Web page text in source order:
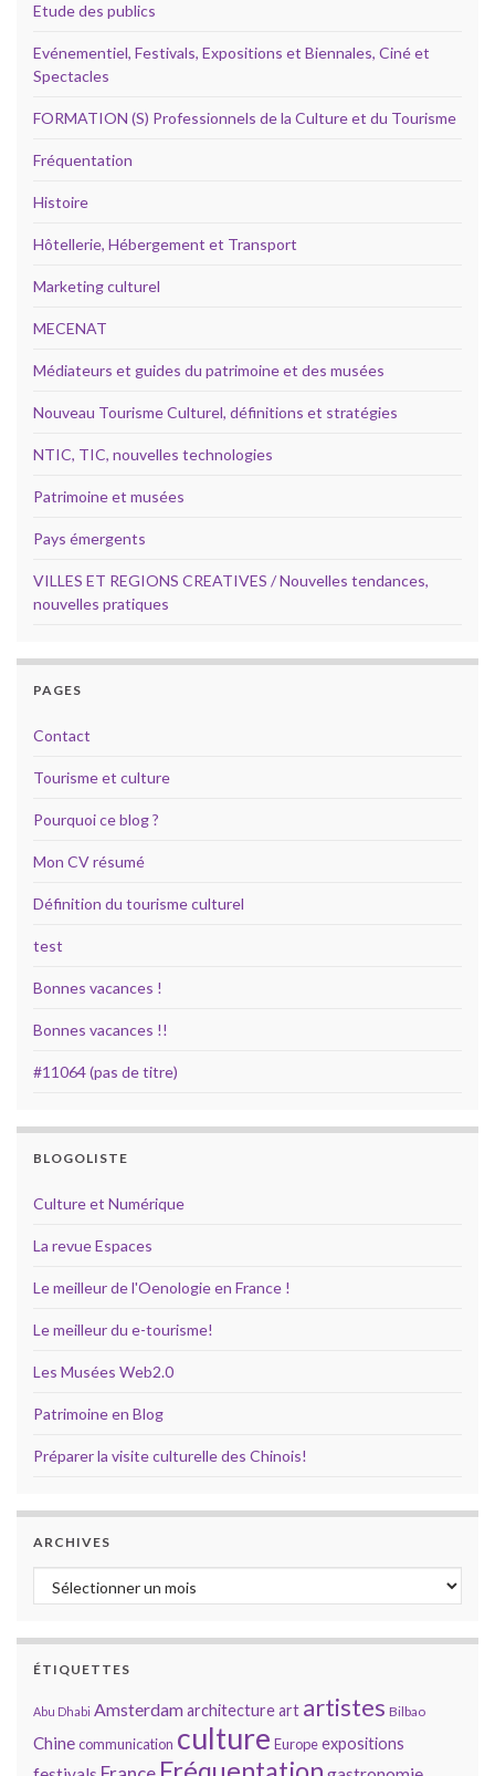
Etude des publics
Evénementiel, Festivals, Expositions et Biennales, Ciné et
Spectacles
FORMATION (S) Professionnels de la Culture et du Tourisme
Fréquentation
Histoire
Hôtellerie, Hébergement et Transport
Marketing culturel
MECENAT
Médiateurs et guides du patrimoine et des musées
Nouveau Tourisme Culturel, définitions et stratégies
NTIC, TIC, nouvelles technologies
Patrimoine et musées
Pays émergents
VILLES ET REGIONS CREATIVES / Nouvelles tendances,
nouvelles pratiques
PAGES
Contact
Tourisme et culture
Pourquoi ce blog ?
Mon CV résumé
Définition du tourisme culturel
test
Bonnes vacances !
Bonnes vacances !!
#11064 (pas de titre)
BLOGOLISTE
Culture et Numérique
La revue Espaces
Le meilleur de l'Oenologie en France !
Le meilleur du e-tourisme!
Les Musées Web2.0
Patrimoine en Blog
Préparer la visite culturelle des Chinois!
ARCHIVES
Archives
ÉTIQUETTES
Abu Dhabi Amsterdamarchitectureart artistes Bilbao
Chinecommunication culture Europeexpositions